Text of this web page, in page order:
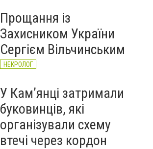
Прощання із
Захисником України
Сергієм Вільчинським
НЕКРОЛОГ
У Кам’янці затримали
буковинців, які
організували схему
втечі через кордон